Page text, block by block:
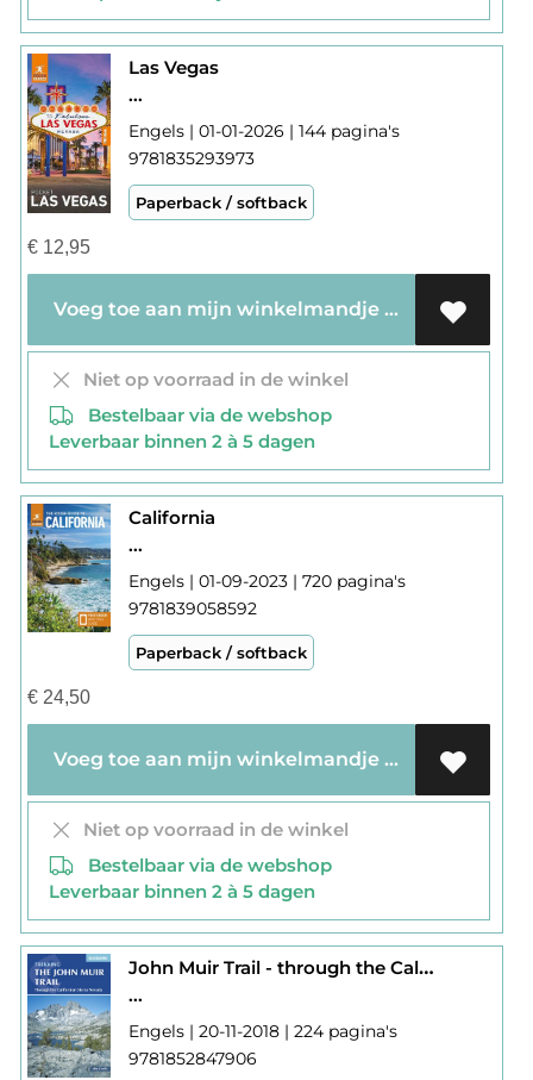
Las Vegas
...
Engels | 01-01-2026 | 144 pagina's
9781835293973
Paperback / softback
€12,95
Voeg toe aan mijn winkelmandje
Niet op voorraad in de winkel
Bestelbaar via de webshop
Leverbaar binnen 2 à 5 dagen
California
...
Engels | 01-09-2023 | 720 pagina's
9781839058592
Paperback / softback
€24,50
Voeg toe aan mijn winkelmandje
Niet op voorraad in de winkel
Bestelbaar via de webshop
Leverbaar binnen 2 à 5 dagen
John Muir Trail - through the Californian Sierra Nevada
...
Engels | 20-11-2018 | 224 pagina's
9781852847906